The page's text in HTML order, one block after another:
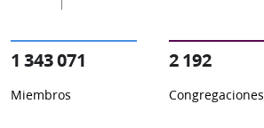
1 343 071
Miembros
2 192
Congregaciones